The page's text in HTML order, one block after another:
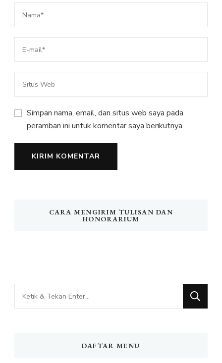
Simpan nama, email, dan situs web saya pada
peramban ini untuk komentar saya berikutnya.
CARA MENGIRIM TULISAN DAN
HONORARIUM
Mencari
Sesuatu?
DAFTAR MENU